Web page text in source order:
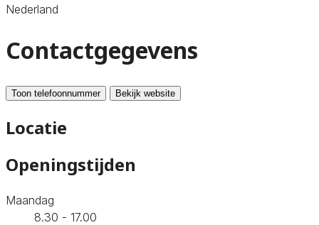
Nederland
Contactgegevens
Toon telefoonnummer Bekijk website
Locatie
Openingstijden
Maandag
8.30 - 17.00